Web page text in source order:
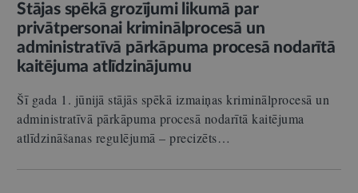
Stājas spēkā grozījumi likumā par
privātpersonai kriminālprocesā un
administratīvā pārkāpuma procesā nodarītā
kaitējuma atlīdzinājumu
Šī gada 1. jūnijā stājās spēkā izmaiņas kriminālprocesā un
administratīvā pārkāpuma procesā nodarītā kaitējuma
atlīdzināšanas regulējumā – precizēts…